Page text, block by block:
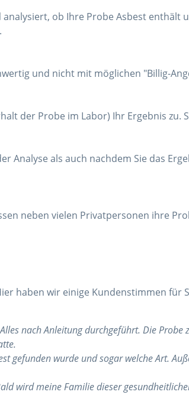
ob Ihre Probe Asbest enthält
und nicht mit möglichen "Billig-
der Probe im Labor) Ihr Ergebnis zu.
Analyse als auch nachdem Sie das
neben vielen Privatpersonen ihre
haben wir einige Kundenstimmen für
nach Anleitung durchgeführt. Die
gefunden wurde und sogar welche Art.
wird meine Familie dieser